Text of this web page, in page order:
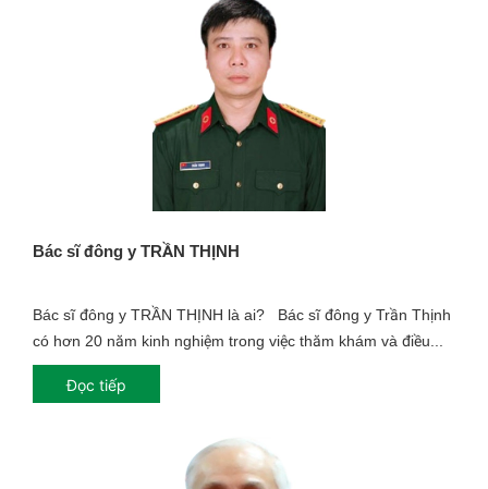
Bác sĩ đông y TRẦN THỊNH
Bác sĩ đông y TRẦN THỊNH là ai? Bác sĩ đông y Trần Thịnh
có hơn 20 năm kinh nghiệm trong việc thăm khám và điều...
Đọc tiếp